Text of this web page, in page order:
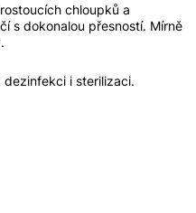
chloupků a
s dokonalou přesností. Mírně
i sterilizaci.